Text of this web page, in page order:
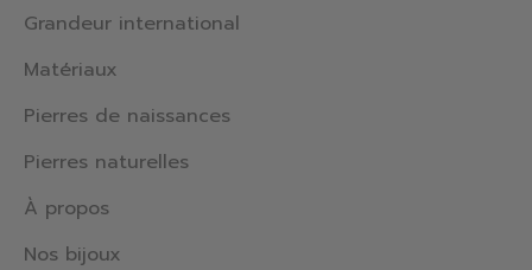
Grandeur international
Matériaux
Pierres de naissances
Pierres naturelles
À propos
Nos bijoux